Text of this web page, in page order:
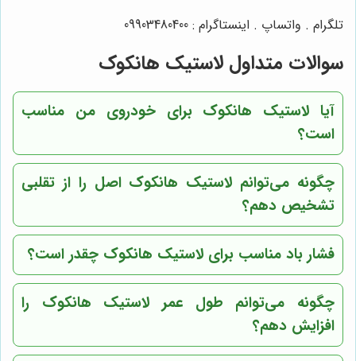
تلگرام . واتساپ . اینستاگرام : 09903480400
سوالات متداول لاستیک هانکوک
آیا لاستیک هانکوک برای خودروی من مناسب
است؟
چگونه می‌توانم لاستیک هانکوک اصل را از تقلبی
تشخیص دهم؟
فشار باد مناسب برای لاستیک هانکوک چقدر است؟
چگونه می‌توانم طول عمر لاستیک هانکوک را
افزایش دهم؟